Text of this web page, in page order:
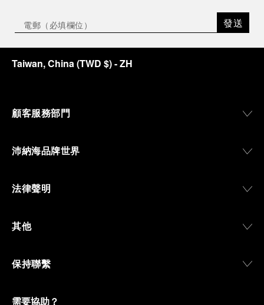
發送
Taiwan, China(TWD $)- ZH
顧客服務部門
沛納海品牌世界
法律聲明
其他
保持聯繫
需要協助？